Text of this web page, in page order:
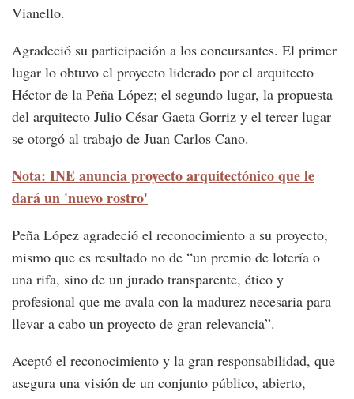
Vianello.
Agradeció su participación a los concursantes. El primer
lugar lo obtuvo el proyecto liderado por el arquitecto
Héctor de la Peña López; el segundo lugar, la propuesta
del arquitecto Julio César Gaeta Gorriz y el tercer lugar
se otorgó al trabajo de Juan Carlos Cano.
Nota: INE anuncia proyecto arquitectónico que le
dará un 'nuevo rostro'
Peña López agradeció el reconocimiento a su proyecto,
mismo que es resultado no de “un premio de lotería o
una rifa, sino de un jurado transparente, ético y
profesional que me avala con la madurez necesaria para
llevar a cabo un proyecto de gran relevancia”.
Aceptó el reconocimiento y la gran responsabilidad, que
asegura una visión de un conjunto público, abierto,